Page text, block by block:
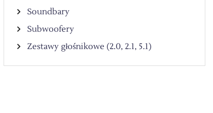
Soundbary
Subwoofery
Zestawy głośnikowe (2.0, 2.1, 5.1)